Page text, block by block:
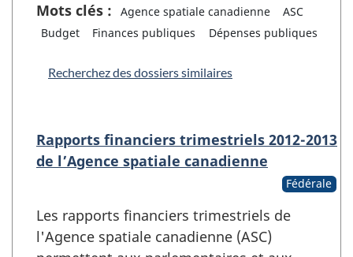
Mots clés : Agence spatiale canadienne
ASC
Budget
Finances publiques Dépenses publiques
Recherchez des dossiers similaires
Rapports financiers trimestriels 2012-2013
de l’Agence spatiale canadienne
Fédérale
Les rapports financiers trimestriels de
l'Agence spatiale canadienne (ASC)